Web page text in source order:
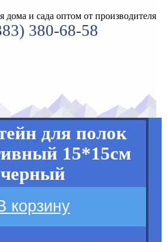
дома и сада оптом от производителя
380-68-58
для полок
15*15см
черный
корзину